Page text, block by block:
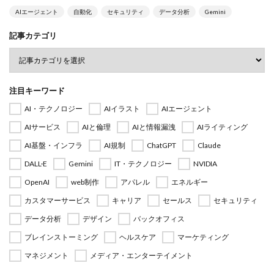
AIエージェント 自動化 セキュリティ データ分析 Gemini
記事カテゴリ
注目キーワード
AI・テクノロジー AIイラスト
AIエージェント
AIサービス
AIと倫理 AIと情報漏洩
AIライティング
AI基盤・インフラ
AI規制 ChatGPT
Claude
DALL·E
Gemini IT・テクノロジー
NVIDIA
OpenAI
web制作 アパレル
エネルギー
カスタマーサービス
キャリア セールス
セキュリティ
データ分析
デザイン
バックオフィス
ブレインストーミング
ヘルスケア
マーケティング
マネジメント
メディア・エンターテイメント